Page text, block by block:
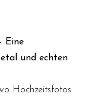
Eine
und echten
Hochzeitsfotos